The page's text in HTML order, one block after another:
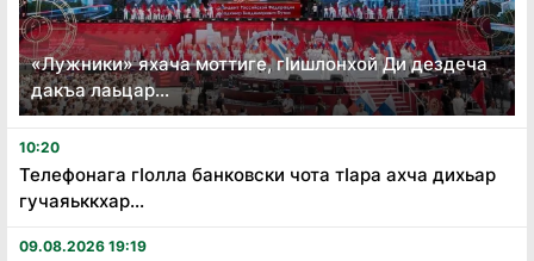
«Лужники» яхача моттиге, гӏишлонхой Ди дездеча
дакъа лаьцар...
10:20
Телефонага гӏолла банковски чота тӏара ахча дихьар
гучаяьккхар...
09.08.2026 19:19